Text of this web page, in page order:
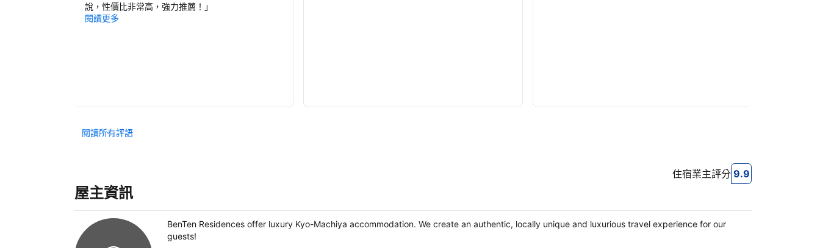
說，性價比非常高，強力推薦！ 」
閱讀更多
閱讀所有評語
屋主資訊
9.9
9.9住宿業主評分
住宿業主評分
BenTen Residences offer luxury Kyo-Machiya accommodation. We create an authentic, locally unique and luxurious travel experience for our
guests!